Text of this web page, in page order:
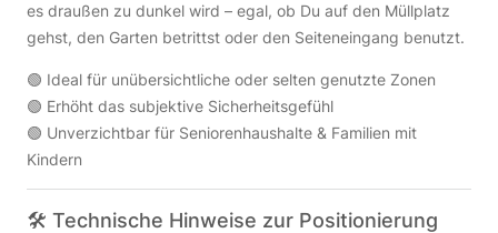
es draußen zu dunkel wird – egal, ob Du auf den Müllplatz
gehst, den Garten betrittst oder den Seiteneingang benutzt.
🟢 Ideal für unübersichtliche oder selten genutzte Zonen
🟢 Erhöht das subjektive Sicherheitsgefühl
🟢 Unverzichtbar für Seniorenhaushalte & Familien mit
Kindern
🛠 Technische Hinweise zur Positionierung